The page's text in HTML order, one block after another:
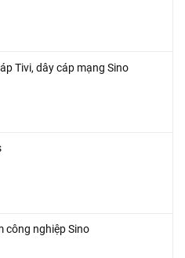
Tivi, dây cáp mạng Sino
công nghiệp Sino